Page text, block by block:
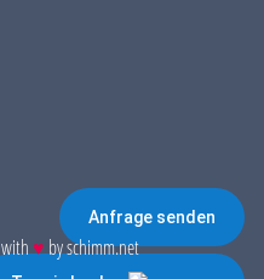
Anfrage senden
♥by schimm.net